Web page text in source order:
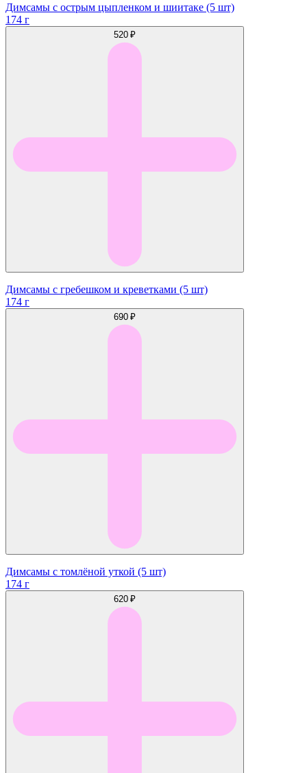
Димсамы с острым цыпленком и шиитаке (5 шт)
174 г
520 ₽
Димсамы с гребешком и креветками (5 шт)
174 г
690 ₽
Димсамы с томлёной уткой (5 шт)
174 г
620 ₽